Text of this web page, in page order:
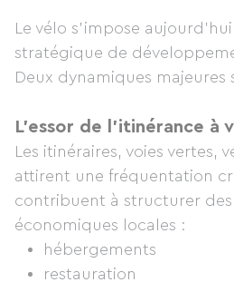
Le vélo s’impose
stratégique de
Deux dynamiques majeures
L’essor de l’itinérance à
Les itinéraires, voies vertes,
attirent une fréquentation
contribuent à structurer des
économiques locales :
hébergements
restauration